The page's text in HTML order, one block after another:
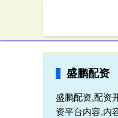
盛鹏配资
盛鹏配资,配资
资平台内容,内